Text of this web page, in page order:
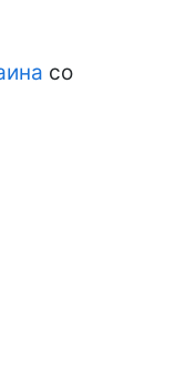
со